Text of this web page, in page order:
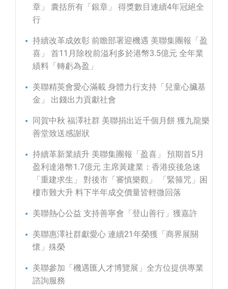
章」 囊括所有「銀章」 得獎數目連續4年冠絕全
行
持續改革成效彰 前瞻部署迎機遇 美聯集團報「盈
喜」 首11月除稅前溢利多於港幣3.5億元 全年業
績料「轉虧為盈」
美聯精英會愛心滿載 身體力行支持「兒童心臟基
金」 出錢出力貢獻社會
同賀中秋 福澤社群 美聯捐出近千個月餅 獲九龍樂
善堂致送感謝狀
持續革新業績升 美聯集團報「盈喜」 預期首5月
盈利達港幣1.7億元 主席黃建業：香港疫後急速
「重建求生」 對後市「審慎樂觀」 「緊箍咒」困
樓市難大升 料下半年成交價量皆輕微回落
美聯熱心公益 支持善寧會「登山善行」獲嘉許
美聯惠澤社群獻愛心 連續21年榮獲「商界展關
懷」殊榮
美聯參加「機遇匯人才博覽展」全方位提供專業
諮詢服務